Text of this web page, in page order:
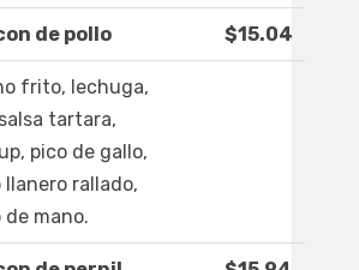
de pollo $15.04
frito, lechuga,
tartara,
pico de gallo,
llanero rallado,
de mano.